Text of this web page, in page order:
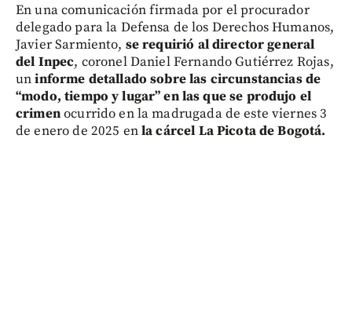
En una comunicación firmada por el procurador
delegado para la Defensa de los Derechos Humanos,
Javier Sarmiento, se requirió al director general
del Inpec, coronel Daniel Fernando Gutiérrez Rojas,
uninforme detallado sobre las circunstancias de
“modo, tiempo y lugar” en las que se produjo el
crimenocurrido en la madrugada de este viernes 3
de enero de 2025 enla cárcel La Picota de Bogotá.